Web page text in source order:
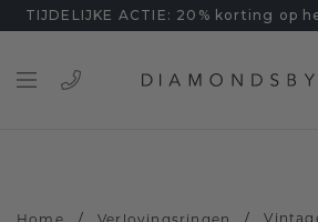
TIJDELIJKE ACTIE: 20% korting op